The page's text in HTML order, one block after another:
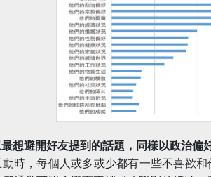
想避開好友提到的話題，同樣以政治偏
時，每個人或多或少都有一些不喜歡